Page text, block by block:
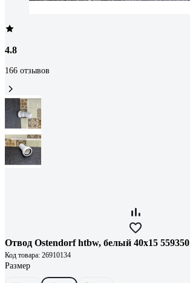
4.8
166 отзывов
Отвод Ostendorf htbw, белый 40x15 559350
Код товара: 26910134
Размер